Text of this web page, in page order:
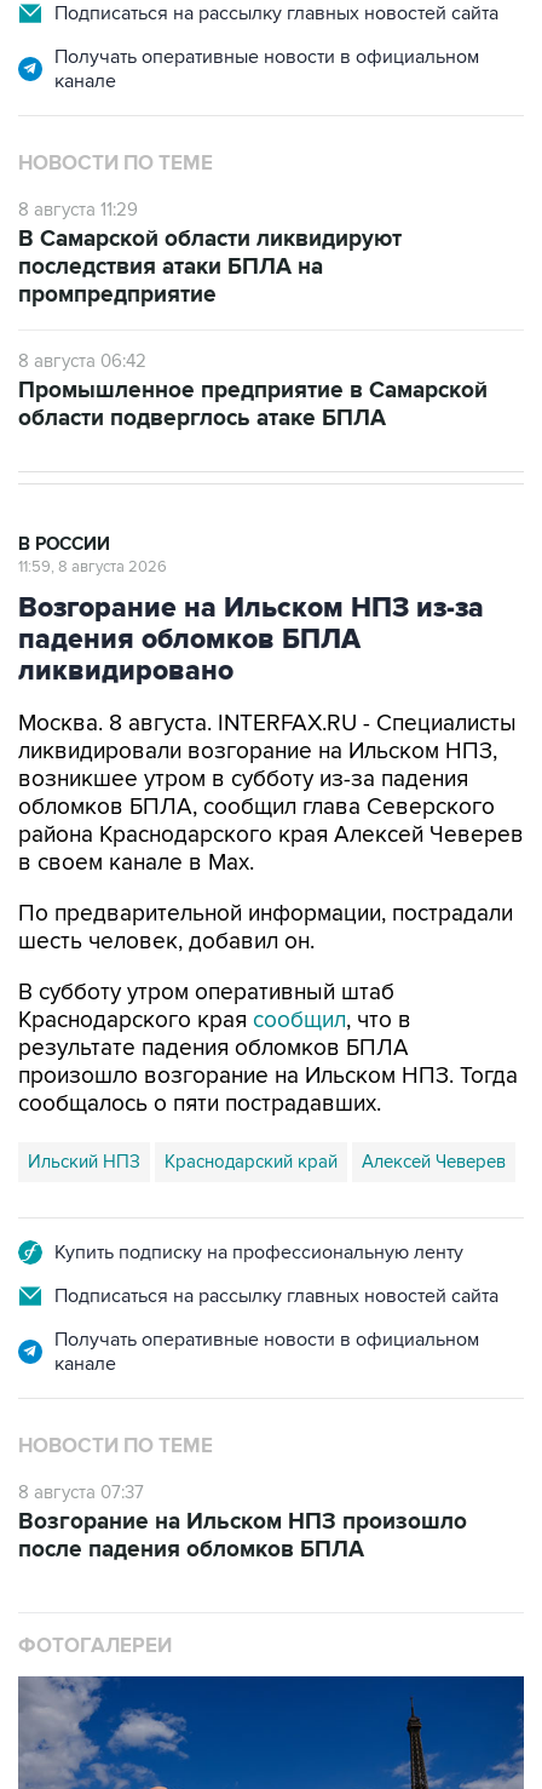
Подписаться на рассылку главных новостей сайта
Получать оперативные новости в официальном
канале
НОВОСТИ ПО ТЕМЕ
8 августа 11:29
В Самарской области ликвидируют
последствия атаки БПЛА на
промпредприятие
8 августа 06:42
Промышленное предприятие в Самарской
области подверглось атаке БПЛА
В РОССИИ
11:59, 8 августа 2026
Возгорание на Ильском НПЗ из-за
падения обломков БПЛА
ликвидировано
Москва. 8 августа. INTERFAX.RU - Специалисты
ликвидировали возгорание на Ильском НПЗ,
возникшее утром в субботу из-за падения
обломков БПЛА, сообщил глава Северского
района Краснодарского края Алексей Чеверев
в своем канале в Max.
По предварительной информации, пострадали
шесть человек, добавил он.
В субботу утром оперативный штаб
Краснодарского края сообщил, что в
результате падения обломков БПЛА
произошло возгорание на Ильском НПЗ. Тогда
сообщалось о пяти пострадавших.
Ильский НПЗ Краснодарский край Алексей Чеверев
Купить подписку на профессиональную ленту
Подписаться на рассылку главных новостей сайта
Получать оперативные новости в официальном
канале
НОВОСТИ ПО ТЕМЕ
8 августа 07:37
Возгорание на Ильском НПЗ произошло
после падения обломков БПЛА
ФОТОГАЛЕРЕИ